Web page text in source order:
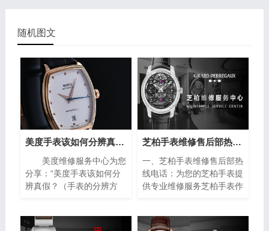
随机图文
美度手表该如何分辨真假？（手表的分辨方法）
美度维修服务中心为您
分享：“美度手表该如何分
辨真假？（手表的分辨方
精湛的工艺和高品质的材料
芝柏手表维修售后部热线电话(专业芝柏手表维修服务，售后热线24小时为您解答)
一、芝柏手表维修售后部热
线电话：为您的芝柏手表提
供专业维修服务芝柏手表作
全球消费者的青睐。然而，